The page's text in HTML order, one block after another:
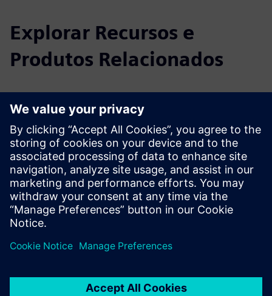
Explorar Recursos e
Produtos Relacionados
Informações e Recursos Adicionais
ascom - Ficha de produto Myco4 ITA
brochura ascom Ofelia
Pré-requisitos
Desigo CC & BlueGPS